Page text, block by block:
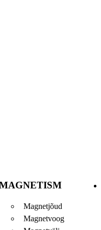
Magnetjõud
Magnetvoog